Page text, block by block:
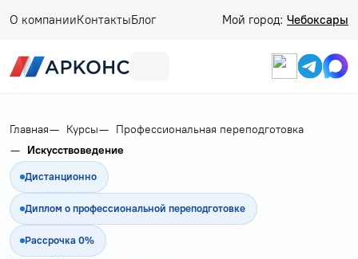
О компанииКонтактыБлог Мой город: Чебоксары
Главная Курсы
Профессиональная переподготовка
Искусствоведение
Дистанционно
Диплом о профессиональной переподготовке
Рассрочка 0%